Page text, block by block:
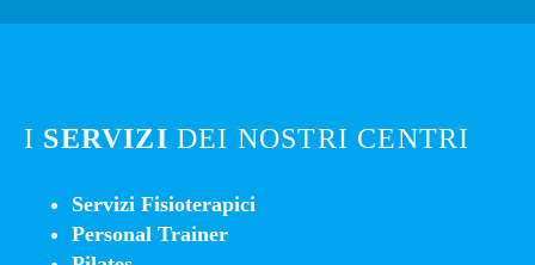
I SERVIZI DEI NOSTRI CENTRI
Servizi Fisioterapici
Personal Trainer